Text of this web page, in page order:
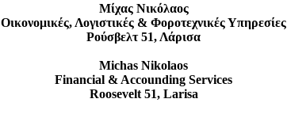
Μίχας Νικόλαος
Οικονομικές, Λογιστικές & Φοροτεχνικές Υπηρεσίες
Ρούσβελτ 51, Λάρισα
Michas Nikolaos
Financial & Accounding Services
Roosevelt 51, Larisa